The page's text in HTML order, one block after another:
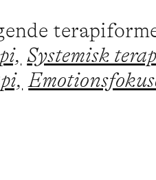
Systemisk